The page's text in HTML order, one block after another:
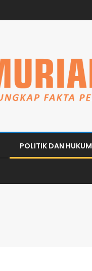
POLITIK DAN HUKUM